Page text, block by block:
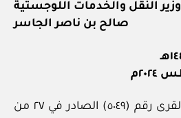
وزير النقل والخدمات اللوجستية
صالح بن ناصر الجاسر
نشر في عدد جريدة أم القرى رقم (٥٠٤٩) الصادر في ٢٧ من